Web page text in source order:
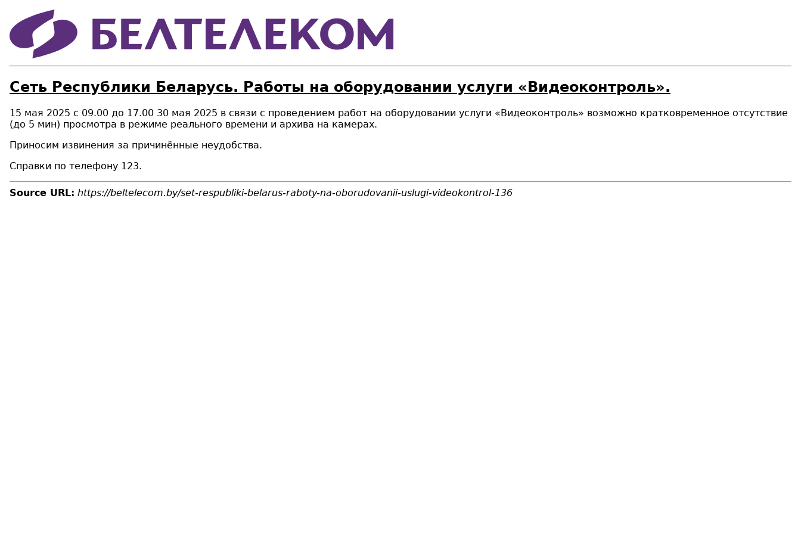
Сеть Республики Беларусь. Работы на оборудовании услуги «Видеоконтроль».
15 мая 2025 с 09.00 до 17.00 30 мая 2025 в связи с проведением работ на оборудовании услуги «Видеоконтроль» возможно кратковременное отсутствие
(до 5 мин) просмотра в режиме реального времени и архива на камерах.
Приносим извинения за причинённые неудобства.
Справки по телефону 123.
Source URL: https://beltelecom.by/set-respubliki-belarus-raboty-na-oborudovanii-uslugi-videokontrol-136